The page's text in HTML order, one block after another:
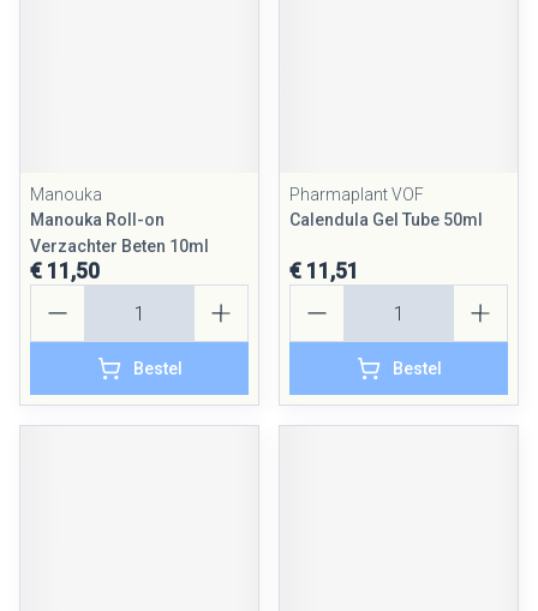
Manouka
Manouka Roll-on
Verzachter Beten 10ml
€ 11,50
Bestel
Pharmaplant VOF
Calendula Gel Tube 50ml
€ 11,51
Bestel